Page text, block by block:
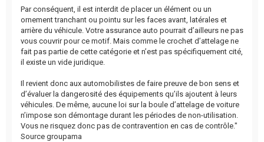
Par conséquent, il est interdit de placer un élément ou un
ornement tranchant ou pointu sur les faces avant, latérales et
arrière du véhicule. Votre assurance auto pourrait d’ailleurs ne pas
vous couvrir pour ce motif. Mais comme le crochet d’attelage ne
fait pas partie de cette catégorie et n’est pas spécifiquement cité,
il existe un vide juridique.
Il revient donc aux automobilistes de faire preuve de bon sens et
d’évaluer la dangerosité des équipements qu’ils ajoutent à leurs
véhicules. De même, aucune loi sur la boule d’attelage de voiture
n’impose son démontage durant les périodes de non-utilisation.
Vous ne risquez donc pas de contravention en cas de contrôle."
Source groupama